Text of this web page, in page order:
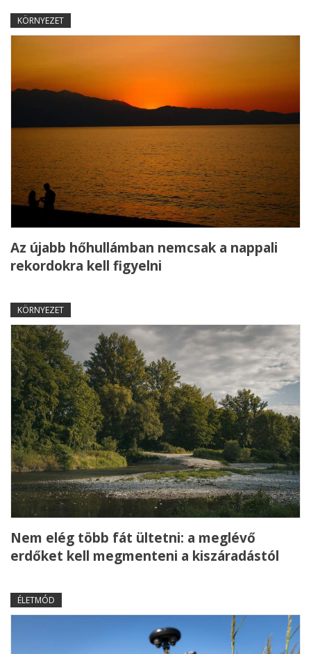
KÖRNYEZET
Az újabb hőhullámban nemcsak a nappali
rekordokra kell figyelni
KÖRNYEZET
Nem elég több fát ültetni: a meglévő
erdőket kell megmenteni a kiszáradástól
ÉLETMÓD